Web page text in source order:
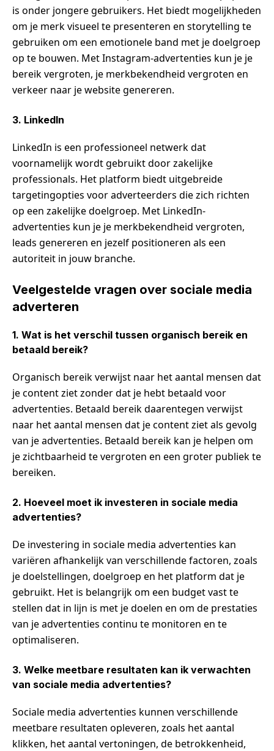
is onder jongere gebruikers. Het biedt mogelijkheden
om je merk visueel te presenteren en storytelling te
gebruiken om een emotionele band met je doelgroep
op te bouwen. Met Instagram-advertenties kun je je
bereik vergroten, je merkbekendheid vergroten en
verkeer naar je website genereren.
3. LinkedIn
LinkedIn is een professioneel netwerk dat
voornamelijk wordt gebruikt door zakelijke
professionals. Het platform biedt uitgebreide
targetingopties voor adverteerders die zich richten
op een zakelijke doelgroep. Met LinkedIn-
advertenties kun je je merkbekendheid vergroten,
leads genereren en jezelf positioneren als een
autoriteit in jouw branche.
Veelgestelde vragen over sociale media
adverteren
1. Wat is het verschil tussen organisch bereik en
betaald bereik?
Organisch bereik verwijst naar het aantal mensen dat
je content ziet zonder dat je hebt betaald voor
advertenties. Betaald bereik daarentegen verwijst
naar het aantal mensen dat je content ziet als gevolg
van je advertenties. Betaald bereik kan je helpen om
je zichtbaarheid te vergroten en een groter publiek te
bereiken.
2. Hoeveel moet ik investeren in sociale media
advertenties?
De investering in sociale media advertenties kan
variëren afhankelijk van verschillende factoren, zoals
je doelstellingen, doelgroep en het platform dat je
gebruikt. Het is belangrijk om een budget vast te
stellen dat in lijn is met je doelen en om de prestaties
van je advertenties continu te monitoren en te
optimaliseren.
3. Welke meetbare resultaten kan ik verwachten
van sociale media advertenties?
Sociale media advertenties kunnen verschillende
meetbare resultaten opleveren, zoals het aantal
klikken, het aantal vertoningen, de betrokkenheid,